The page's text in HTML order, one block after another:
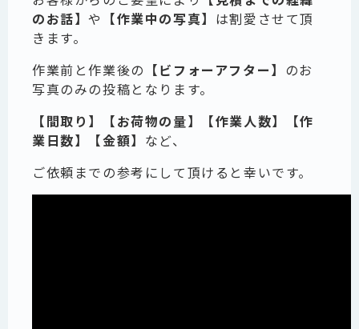
のお話】や 【作業中の写真】 は割愛させて頂
きます。
作業前と作業後の 【ビフォーアフター】 のお
写真のみの投稿となります。
【間取り】【お荷物の量】【作業人数】【作
業日数】【金額】 など、
ご依頼までの参考にして頂けると幸いです。